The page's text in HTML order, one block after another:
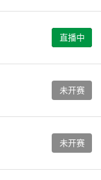
直播中
未开赛
未开赛